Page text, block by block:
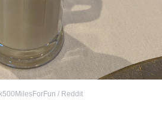
/ Reddit